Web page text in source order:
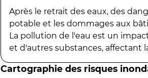
Après le retrait des eaux, des
potable et les dommages aux
La pollution de l'eau est un
et d'autres substances, affectant
Cartographie des risques